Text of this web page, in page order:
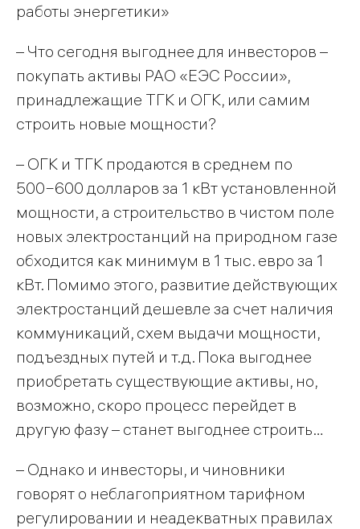
работы энергетики»
– Что сегодня выгоднее для инвесторов –
покупать активы РАО «ЕЭС России»,
принадлежащие ТГК и ОГК, или самим
строить новые мощности?
– ОГК и ТГК продаются в среднем по
500−600 долларов за 1 кВт установленной
мощности, а строительство в чистом поле
новых электростанций на природном газе
обходится как минимум в 1 тыс. евро за 1
кВт. Помимо этого, развитие действующих
электростанций дешевле за счет наличия
коммуникаций, схем выдачи мощности,
подъездных путей и т.д. Пока выгоднее
приобретать существующие активы, но,
возможно, скоро процесс перейдет в
другую фазу – станет выгоднее строить…
– Однако и инвесторы, и чиновники
говорят о неблагоприятном тарифном
регулировании и неадекватных правилах